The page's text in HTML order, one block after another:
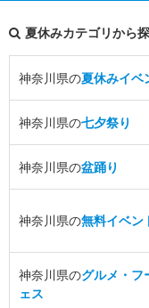
夏休みカテゴリから
神奈川県の夏休みイベ
神奈川県の七夕祭り
神奈川県の盆踊り
神奈川県の無料イベン
神奈川県のグルメ・フ
ェス